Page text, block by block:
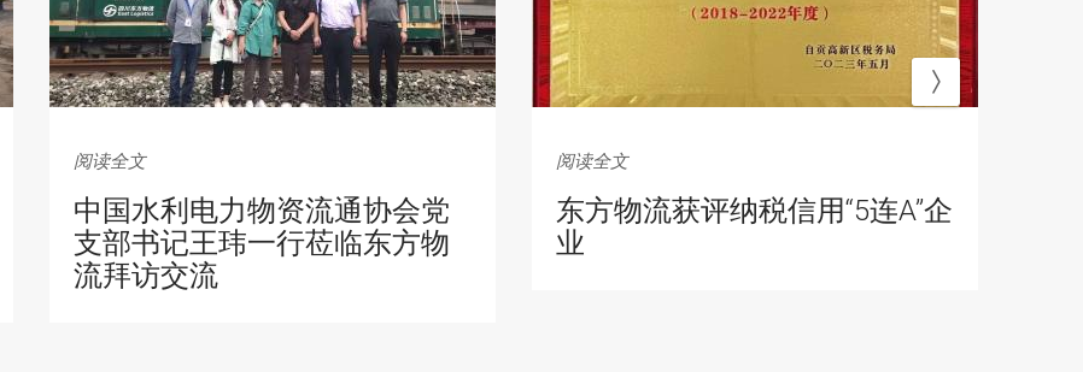
阅读全文
中国水利电力物资流通协会党
支部书记王玮一行莅临东方物
流拜访交流
阅读全文
东方物流获评纳税信用“5连A”企
业